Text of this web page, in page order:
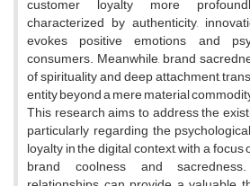
customer loyalty more
characterized by authenticity,
evokes positive emotions and
consumers. Meanwhile, brand
of spirituality and deep attachment,
entity beyond a mere material
This research aims to address the
particularly regarding the
loyalty in the digital context, with a
brand coolness and